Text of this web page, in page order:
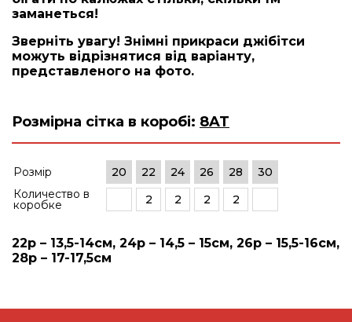
заманеться!
Зверніть увагу! Знімні прикраси джібітси
можуть відрізнятися від варіанту,
представленого на фото.
Розмірна сітка в коробі: 8AT
Розмір 20 22 24 26 28
30
Количество в
коробке 2 2 2 2
22р – 13,5-14см, 24р – 14,5 – 15см, 26р – 15,5-16см,
28р – 17-17,5см